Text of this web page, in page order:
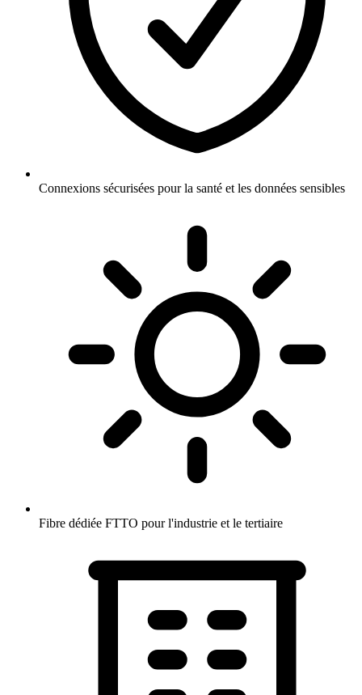
Connexions sécurisées pour la santé et les données sensibles
Fibre dédiée FTTO pour l'industrie et le tertiaire